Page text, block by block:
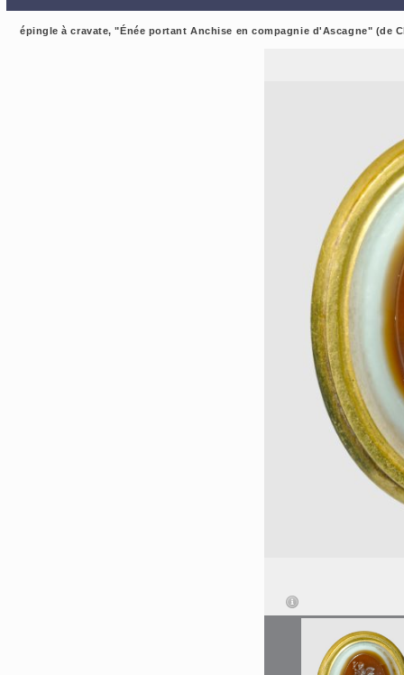
épingle à cravate, "Énée portant Anchise en compagnie d'Ascagne" (de